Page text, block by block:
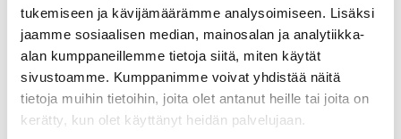
tukemiseen ja kävijämäärämme analysoimiseen. Lisäksi
jaamme sosiaalisen median, mainosalan ja analytiikka-
alan kumppaneillemme tietoja siitä, miten käytät
sivustoamme. Kumppanimme voivat yhdistää näitä
tietoja muihin tietoihin, joita olet antanut heille tai joita on
kerätty, kun olet käyttänyt heidän palvelujaan.
jatkossa pätevä EU:n tai Pohjois-Irlannin
markkinoilla.
Uudet vaatimukset 1.1.2021